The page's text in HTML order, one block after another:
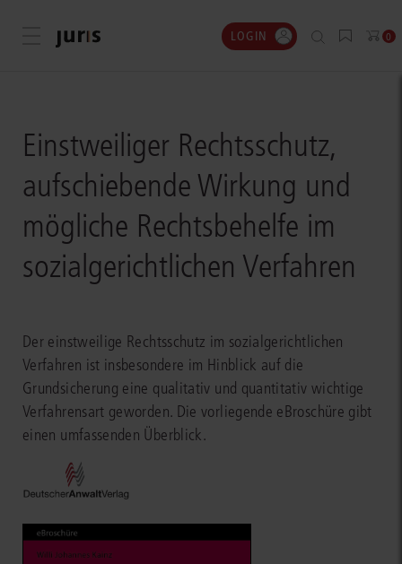
Menü öffnen LOGIN 0
Einstweiliger Rechtsschutz,
aufschiebende Wirkung und
mögliche Rechtsbehelfe im
sozialgerichtlichen Verfahren
Der einstweilige Rechtsschutz im sozialgerichtlichen
Verfahren ist insbesondere im Hinblick auf die
Grundsicherung eine qualitativ und quantitativ wichtige
Verfahrensart geworden. Die vorliegende eBroschüre gibt
einen umfassenden Überblick.